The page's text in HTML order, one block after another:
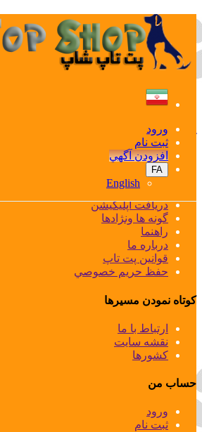
ورود
ثبت نام
افزودن آگهي
FA
English
ورود (ايميل آدرس):
بازگشت به صفحه اصلي و يا ورود به سيستم
ثبت نام
درباره ما
تعرفه آگهي
دريافت اپليكيشن
گونه ها ونژادها
راهنما
درباره ما
قوانین پت تاپ
حفظ حريم خصوصي
كوتاه نمودن مسيرها
ارتباط با ما
نقشه سايت
كشورها
حساب من
ورود
ثبت نام